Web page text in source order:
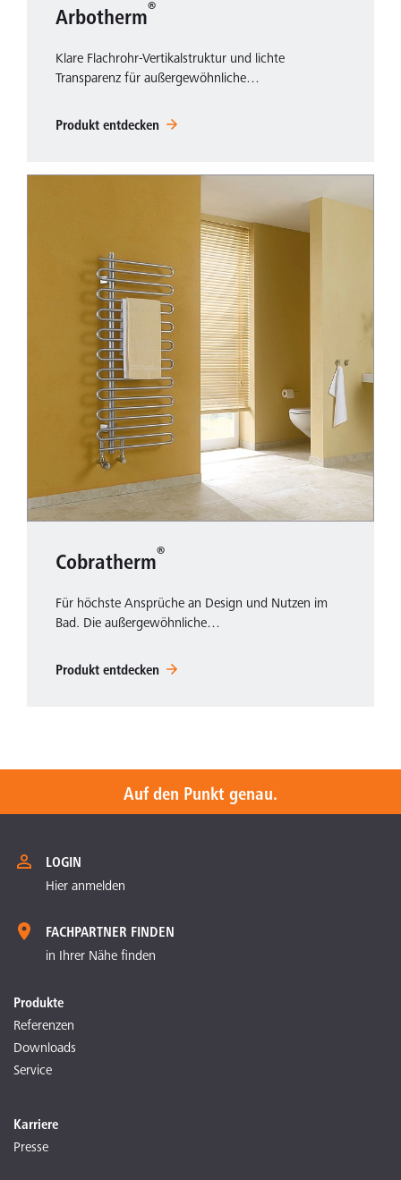
Arbotherm
®
Klare Flachrohr-Vertikalstruktur und lichte
Transparenz für außergewöhnliche…
Produkt entdecken
Cobratherm
®
Für höchste Ansprüche an Design und Nutzen im
Bad. Die außergewöhnliche…
Produkt entdecken
Auf den Punkt genau.
LOGIN
Hier anmelden
FACHPARTNER FINDEN
in Ihrer Nähe finden
Produkte
Referenzen
Downloads
Service
Karriere
Presse